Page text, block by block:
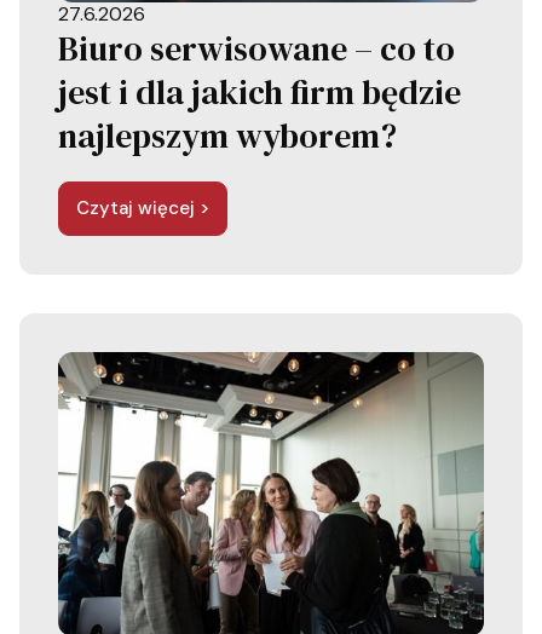
27.6.2026
Biuro serwisowane – co to
jest i dla jakich firm będzie
najlepszym wyborem?
Czytaj więcej >